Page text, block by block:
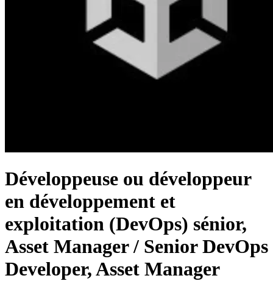
Développeuse ou développeur
en développement et
exploitation (DevOps) sénior,
Asset Manager / Senior DevOps
Developer, Asset Manager